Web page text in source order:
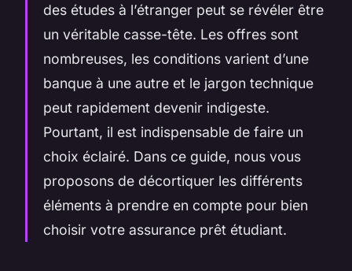
des études à l’étranger peut se révéler être
un véritable casse-tête. Les offres sont
nombreuses, les conditions varient d’une
banque à une autre et le jargon technique
peut rapidement devenir indigeste.
Pourtant, il est indispensable de faire un
choix éclairé. Dans ce guide, nous vous
proposons de décortiquer les différents
éléments à prendre en compte pour bien
choisir votre assurance prêt étudiant.